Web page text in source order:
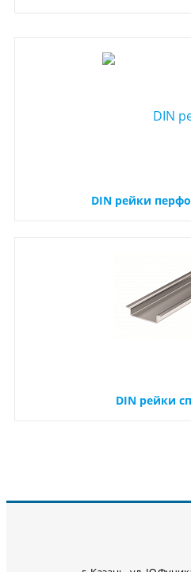
DIN рейки
DIN рейки